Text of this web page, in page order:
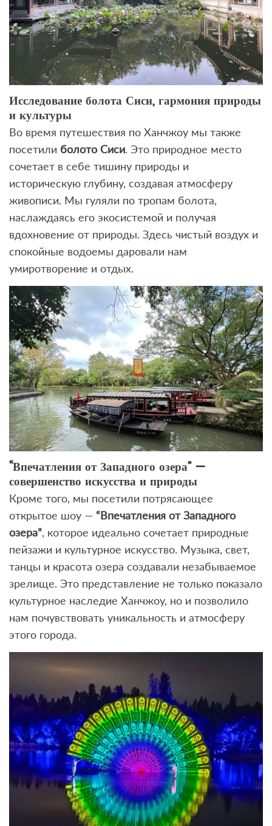
Исследование болота Сиси, гармония природы
и культуры
Во время путешествия по Ханчжоу мы также
посетили болото Сиси. Это природное место
сочетает в себе тишину природы и
историческую глубину, создавая атмосферу
живописи. Мы гуляли по тропам болота,
наслаждаясь его экосистемой и получая
вдохновение от природы. Здесь чистый воздух и
спокойные водоемы даровали нам
умиротворение и отдых.
“Впечатления от Западного озера” —
совершенство искусства и природы
Кроме того, мы посетили потрясающее
открытое шоу — “Впечатления от Западного
озера”, которое идеально сочетает природные
пейзажи и культурное искусство. Музыка, свет,
танцы и красота озера создавали незабываемое
зрелище. Это представление не только показало
культурное наследие Ханчжоу, но и позволило
нам почувствовать уникальность и атмосферу
этого города.